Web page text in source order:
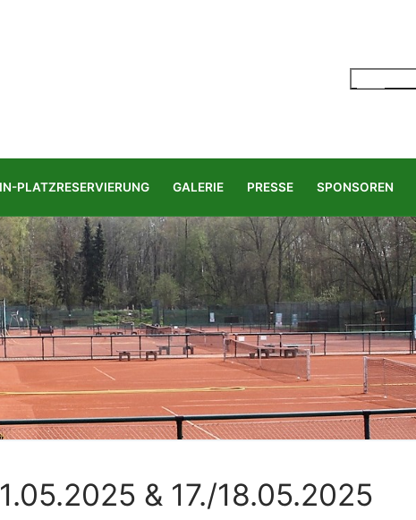
PLATZRESERVIERUNG GALERIE PRESSE SPONSOREN
& 17./18.05.2025